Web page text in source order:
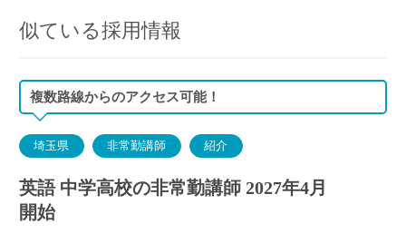
似ている採用情報
複数路線からのアクセス可能！
埼玉県 非常勤講師 紹介
英語 中学高校の非常勤講師 2027年4月
開始